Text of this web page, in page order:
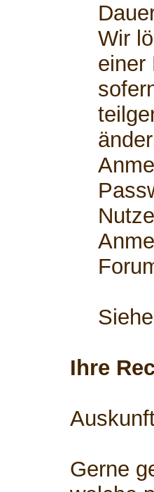
Wir
einer
Ihre
Gerne